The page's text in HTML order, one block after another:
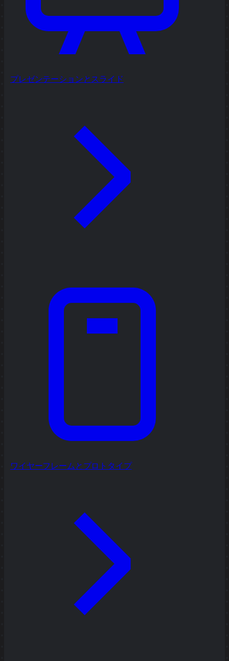
プレゼンテーションとスライド
ワイヤーフレームとプロトタイプ